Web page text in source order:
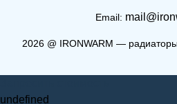
(РК) 22-400-3000
Рамо Компакт (РК),
Email:
2026@ IRONWARM —
undefined